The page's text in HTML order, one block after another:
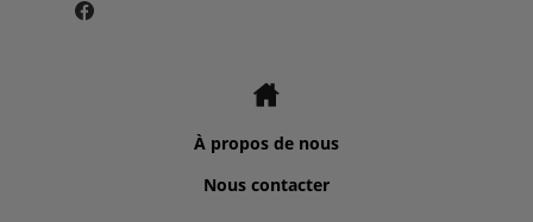
À propos de nous
Nous contacter